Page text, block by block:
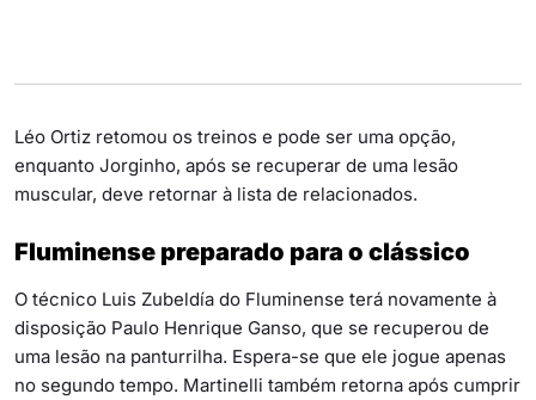
Léo Ortiz retomou os treinos e pode ser uma opção,
enquanto Jorginho, após se recuperar de uma lesão
muscular, deve retornar à lista de relacionados.
Fluminense preparado para o clássico
O técnico Luis Zubeldía do Fluminense terá novamente à
disposição Paulo Henrique Ganso, que se recuperou de
uma lesão na panturrilha. Espera-se que ele jogue apenas
no segundo tempo. Martinelli também retorna após cumprir